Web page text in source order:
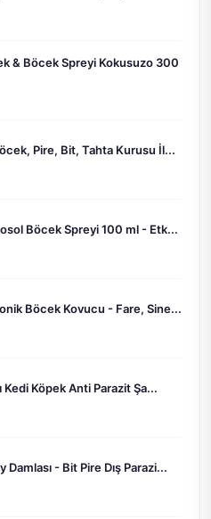
& Böcek Spreyi Kokusuzo 300
Pire, Bit, Tahta Kurusu İl...
Böcek Spreyi 100 ml - Etk...
Böcek Kovucu - Fare, Sine...
Kedi Köpek Anti Parazit Şa...
- Bit Pire Dış Parazi...